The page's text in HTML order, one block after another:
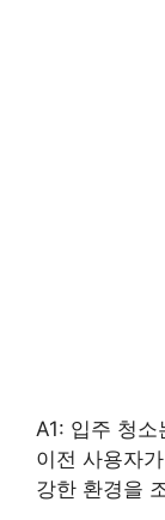
A1: 입주 청
이전 사용자
강한 환경을